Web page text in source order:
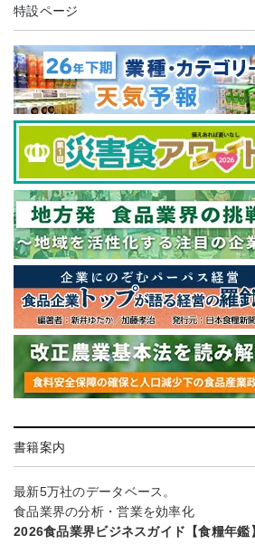
特設ページ
書籍案内
最新5万社のデータベース。
食品業界の分析・営業を効率化
2026食品業界ビジネスガイド【食糧年鑑】